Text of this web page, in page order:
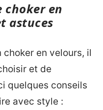
choker en
astuces
en velours, il
et de
quelques conseils
avec style :